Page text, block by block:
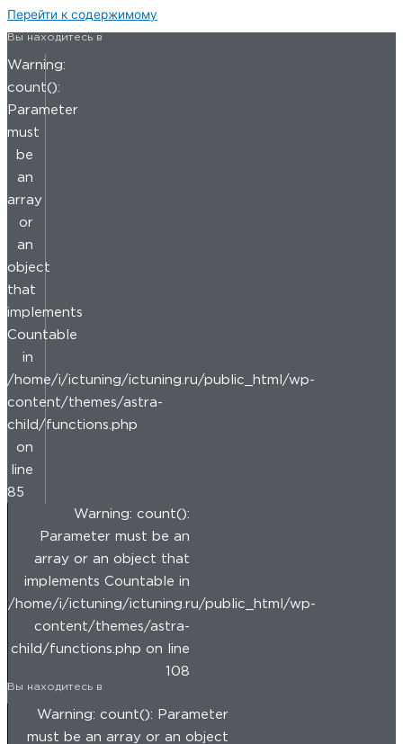
Перейти к содержимому
Вы находитесь в
Warning:
count():
Parameter
must
be
an
array
or
an
object
that
implements
Countable
in
/home/i/ictuning/ictuning.ru/public_html/wp-
content/themes/astra-
child/functions.php
on
line
85
Warning: count():
Parameter must be an
array or an object that
implements Countable in
/home/i/ictuning/ictuning.ru/public_html/wp-
content/themes/astra-
child/functions.php on line
108
Вы находитесь в
Warning: count(): Parameter
must be an array or an object